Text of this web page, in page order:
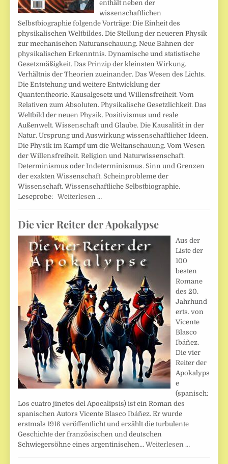
enthält neben der
wissenschaftlichen
Selbstbiographie folgende Vorträge: Die Einheit des
physikalischen Weltbildes. Die Stellung der neueren Physik
zur mechanischen Naturanschauung. Neue Bahnen der
physikalischen Erkenntnis. Dynamische und statistische
Gesetzmäßigkeit. Das Prinzip der kleinsten Wirkung.
Verhältnis der Theorien zueinander. Das Wesen des Lichts.
Die Entstehung und weitere Entwicklung der
Quantentheorie. Kausalgesetz und Willensfreiheit. Vom
Relativen zum Absoluten. Physikalische Gesetzlichkeit. Das
Weltbild der neuen Physik. Positivismus und reale
Außenwelt. Wissenschaft und Glaube. Die Kausalität in der
Natur. Ursprung und Auswirkung wissenschaftlicher Ideen.
Die Physik im Kampf um die Weltanschauung. Vom Wesen
der Willensfreiheit. Religion und Naturwissenschaft.
Determinismus oder Indeterminismus. Sinn und Grenzen
der exakten Wissenschaft. Scheinprobleme der
Wissenschaft. Wissenschaftliche Selbstbiographie.
Leseprobe:Weiterlesen …
Die vier Reiter der Apokalypse
Aus der
Liste der
100
besten
Romane
des 20.
Jahrhund
erts. von
Vicente
Blasco
Ibáñez.
Die vier
Reiter der
Apokalyps
e
(spanisch:
Los cuatro jinetes del Apocalipsis) ist ein Roman des
spanischen Autors Vicente Blasco Ibáñez. Er wurde
erstmals 1916 veröffentlicht und erzählt die turbulente
Geschichte der französischen und deutschen
Schwiegersöhne eines argentinischen…Weiterlesen …